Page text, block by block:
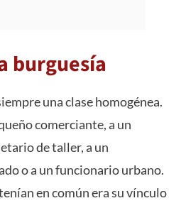
burguesía
una clase homogénea.
comerciante, a un
de taller, a un
o a un funcionario urbano.
en común era su vínculo